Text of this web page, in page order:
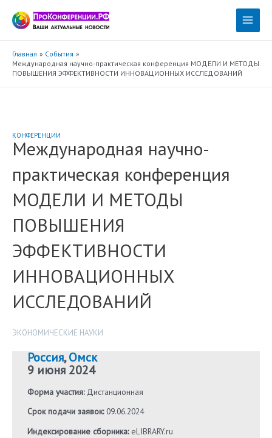
содержимому
Main
Главная
События
Международная научно-практическая конференция МОДЕЛИ И МЕТОДЫ
ПОВЫШЕНИЯ ЭФФЕКТИВНОСТИ ИННОВАЦИОННЫХ ИССЛЕДОВАНИЙ
КОНФЕРЕНЦИИ
Международная научно-
практическая конференция
МОДЕЛИ И МЕТОДЫ
ПОВЫШЕНИЯ
ЭФФЕКТИВНОСТИ
ИННОВАЦИОННЫХ
ИССЛЕДОВАНИЙ
ЭКОНОМИЧЕСКИЕ НАУКИ
Россия,Омск
9 июня 2024
Форма участия:Дистанционная
Срок подачи заявок:09.06.2024
Индексирование сборника:eLIBRARY.ru